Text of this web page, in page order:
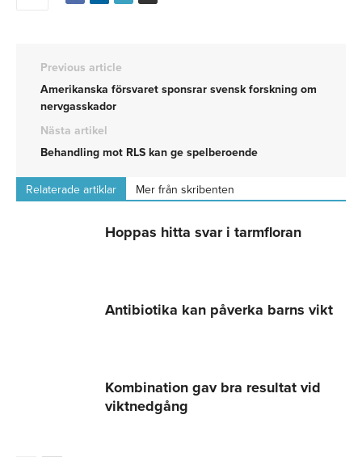
Previous article
Amerikanska försvaret sponsrar svensk forskning om
nervgasskador
Nästa artikel
Behandling mot RLS kan ge spelberoende
Relaterade artiklar Mer från skribenten
Hoppas hitta svar i tarmfloran
Antibiotika kan påverka barns vikt
Kombination gav bra resultat vid
viktnedgång